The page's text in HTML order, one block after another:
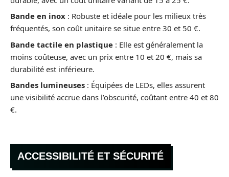
Bande en inox : Robuste et idéale pour les milieux très
fréquentés, son coût unitaire se situe entre 30 et 50 €.
Bande tactile en plastique : Elle est généralement la
moins coûteuse, avec un prix entre 10 et 20 €, mais sa
durabilité est inférieure.
Bandes lumineuses : Équipées de LEDs, elles assurent
une visibilité accrue dans l’obscurité, coûtant entre 40 et 80
€.
ACCESSIBILITÉ ET SÉCURITÉ